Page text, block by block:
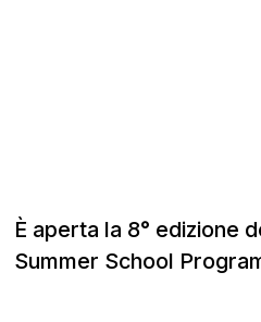
È aperta la 8° edizione
Summer School